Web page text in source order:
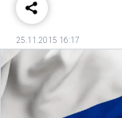
25.11.2015 16:17